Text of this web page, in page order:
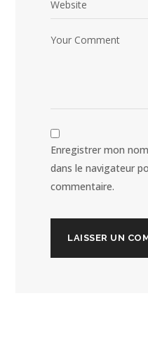
Enregistrer mon
dans le navigateur
commentaire.